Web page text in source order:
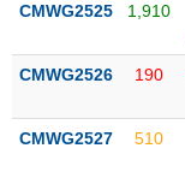
thái
phiếu
CMWG2525 1,910
CMWG2526 190
CMWG2527 510
NGÀNH